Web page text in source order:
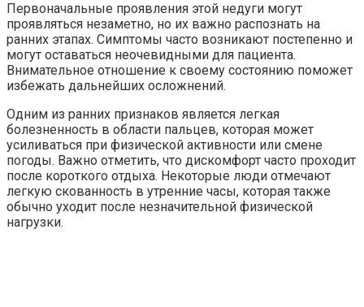
Первоначальные проявления этой недуги могут
проявляться незаметно, но их важно распознать на
ранних этапах. Симптомы часто возникают постепенно и
могут оставаться неочевидными для пациента.
Внимательное отношение к своему состоянию поможет
избежать дальнейших осложнений.
Одним из ранних признаков является легкая
болезненность в области пальцев, которая может
усиливаться при физической активности или смене
погоды. Важно отметить, что дискомфорт часто проходит
после короткого отдыха. Некоторые люди отмечают
легкую скованность в утренние часы, которая также
обычно уходит после незначительной физической
нагрузки.